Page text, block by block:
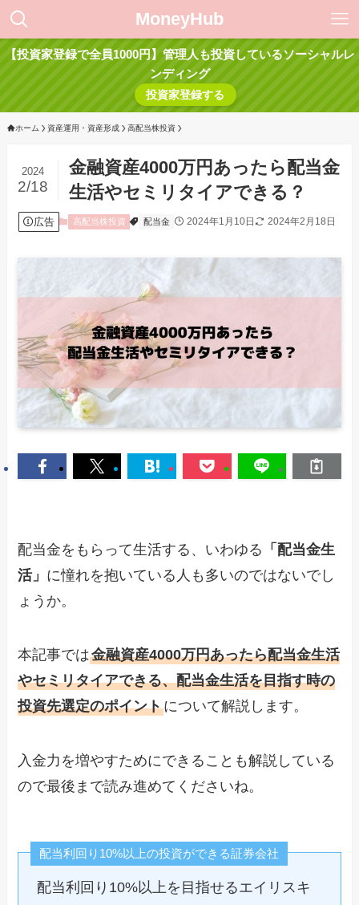
MoneyHub
【投資家登録で全員1000円】管理人も投資しているソーシャルレ
ンディング
投資家登録する
ホーム 資産運用・資産形成 高配当株投資
金融資産4000万円あったら配当金
生活やセミリタイアできる？
2024
2/18
広告 高配当株投資 配当金 2024年1月10日 2024年2月18日
配当金をもらって生活する、いわゆる 「配当金生
活」 に憧れを抱いている人も多いのではないでし
ょうか。
本記事では金融資産4000万円あったら配当金生活
やセミリタイアできる、配当金生活を目指す時の
投資先選定のポイントについて解説します。
入金力を増やすためにできることも解説している
ので最後まで読み進めてくださいね。
配当利回り10%以上の投資ができる証券会社
配当利回り10%以上を目指せるエイリスキ